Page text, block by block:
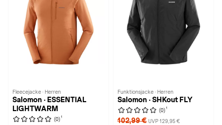
Fleecejacke · Herren
Salomon · ESSENTIAL
LIGHTWARM
(0) 1
Funktionsjacke · Herren
Salomon · SHKout FLY
(0) 1
102,99 € UVP 129,95 €